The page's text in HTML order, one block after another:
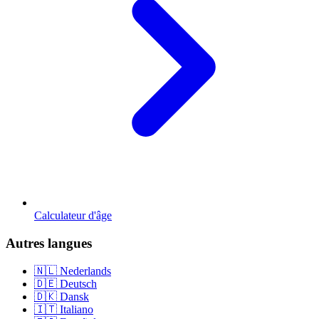
Calculateur d'âge
Autres langues
🇳🇱 Nederlands
🇩🇪 Deutsch
🇩🇰 Dansk
🇮🇹 Italiano